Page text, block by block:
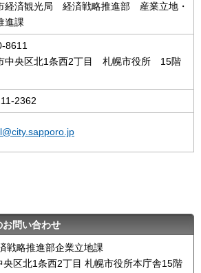
経済観光局 経済戦略推進部 産業立地・
進課
8611
中央区北1条西2丁目 札幌市役所 15階
2362
お問い合わせ
戦略推進部企業立地課
区北1条西2丁目 札幌市役所本庁舎15階